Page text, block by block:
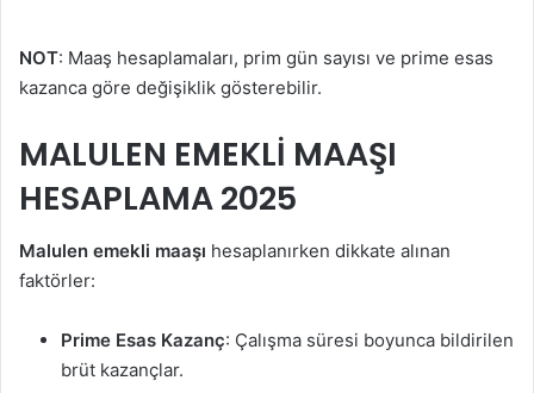
NOT: Maaş hesaplamaları, prim gün sayısı ve prime esas
kazanca göre değişiklik gösterebilir.
MALULEN EMEKLİ MAAŞI
HESAPLAMA 2025
Malulen emekli maaşı hesaplanırken dikkate alınan
faktörler:
Prime Esas Kazanç: Çalışma süresi boyunca bildirilen
brüt kazançlar.